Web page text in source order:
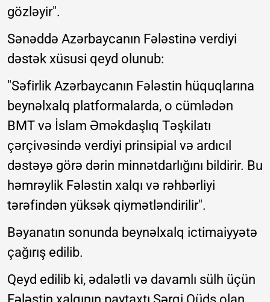
gözləyir".
Sənəddə Azərbaycanın Fələstinə verdiyi
dəstək xüsusi qeyd olunub:
"Səfirlik Azərbaycanın Fələstin hüquqlarına
beynəlxalq platformalarda, o cümlədən
BMT və İslam Əməkdaşlıq Təşkilatı
çərçivəsində verdiyi prinsipial və ardıcıl
dəstəyə görə dərin minnətdarlığını bildirir. Bu
həmrəylik Fələstin xalqı və rəhbərliyi
tərəfindən yüksək qiymətləndirilir".
Bəyanatın sonunda beynəlxalq ictimaiyyətə
çağırış edilib.
Qeyd edilib ki, ədalətli və davamlı sülh üçün
Fələstin xalqının paytaxtı Şərqi Qüds olan